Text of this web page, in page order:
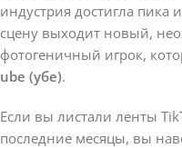
индустрия достигла пика
сцену выходит новый,
фотогеничный игрок,
ube (убе).
Если вы листали ленты
последние месяцы, вы